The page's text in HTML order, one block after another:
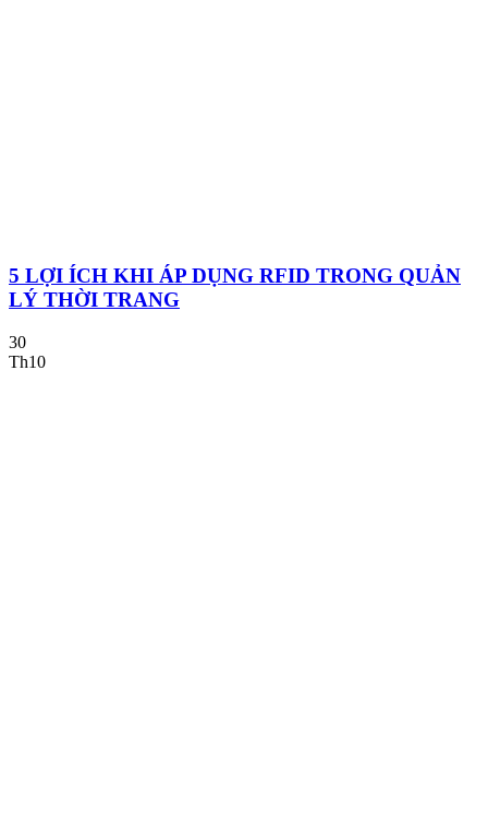
5 LỢI ÍCH KHI ÁP DỤNG RFID TRONG QUẢN
LÝ THỜI TRANG
30
Th10